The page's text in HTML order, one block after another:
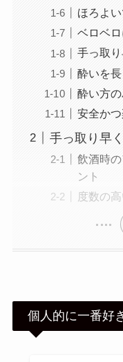
ほろよ
ベロベ
手っ取
酔いを
酔い方
安全か
手っ取り早
飲酒時
ント
度数の
個人的に一番好